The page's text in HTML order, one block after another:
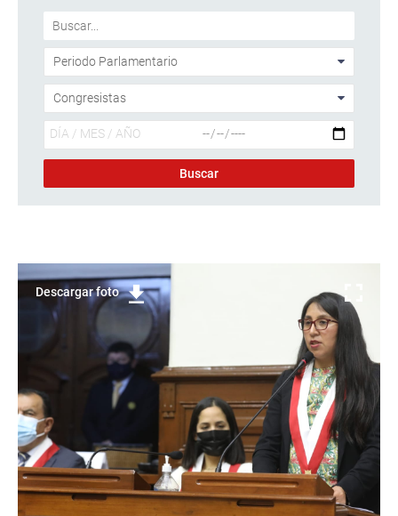
Descargar foto